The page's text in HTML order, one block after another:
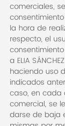
comerciales,
la hora de
respecto, el
a ELIA
haciendo uso
indicados
caso, en cada
comercial, se
darse de baja